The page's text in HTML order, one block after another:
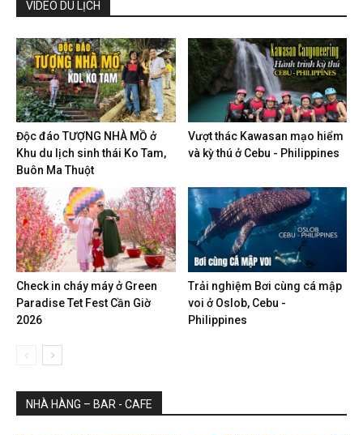
VIDEO DU LỊCH
Độc đáo TƯỢNG NHÀ MỒ ở
Khu du lịch sinh thái Ko Tam,
Buôn Ma Thuột
Vượt thác Kawasan mạo hiểm
và kỳ thú ở Cebu - Philippines
Check in cháy máy ở Green
Paradise Tet Fest Cần Giờ
2026
Trải nghiệm Bơi cùng cá mập
voi ở Oslob, Cebu -
Philippines
NHÀ HÀNG – BAR - CAFE